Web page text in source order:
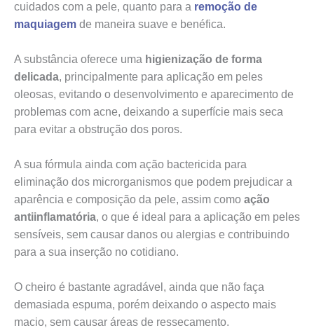
cuidados com a pele, quanto para a remoção de
maquiagem de maneira suave e benéfica.
A substância oferece uma higienização de forma
delicada, principalmente para aplicação em peles
oleosas, evitando o desenvolvimento e aparecimento de
problemas com acne, deixando a superfície mais seca
para evitar a obstrução dos poros.
A sua fórmula ainda com ação bactericida para
eliminação dos microrganismos que podem prejudicar a
aparência e composição da pele, assim como ação
antiinflamatória, o que é ideal para a aplicação em peles
sensíveis, sem causar danos ou alergias e contribuindo
para a sua inserção no cotidiano.
O cheiro é bastante agradável, ainda que não faça
demasiada espuma, porém deixando o aspecto mais
macio, sem causar áreas de ressecamento.